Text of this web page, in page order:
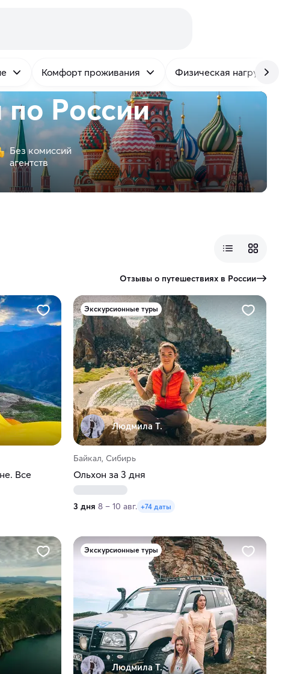
Комфорт проживания Физическая нагрузка
по России
Без комиссий
агентств
Отзывы о путешествиях в России
Все
Экскурсионные туры
Людмила Т.
Байкал, Сибирь
Ольхон за 3 дня
3 дня 8 – 10 авг. +74 даты
Экскурсионные туры
Людмила Т.